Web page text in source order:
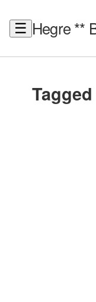
☰ Hegre **